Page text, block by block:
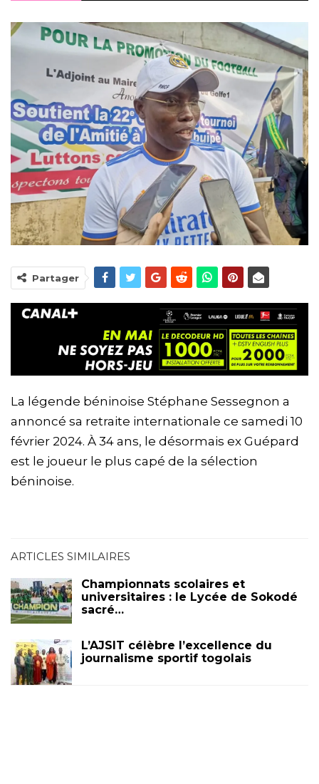
Partager
La légende béninoise Stéphane Sessegnon a
annoncé sa retraite internationale ce samedi 10
février 2024. À 34 ans, le désormais ex Guépard
est le joueur le plus capé de la sélection
béninoise.
ARTICLES SIMILAIRES
Championnats scolaires et
universitaires : le Lycée de Sokodé
sacré…
L’AJSIT célèbre l’excellence du
journalisme sportif togolais